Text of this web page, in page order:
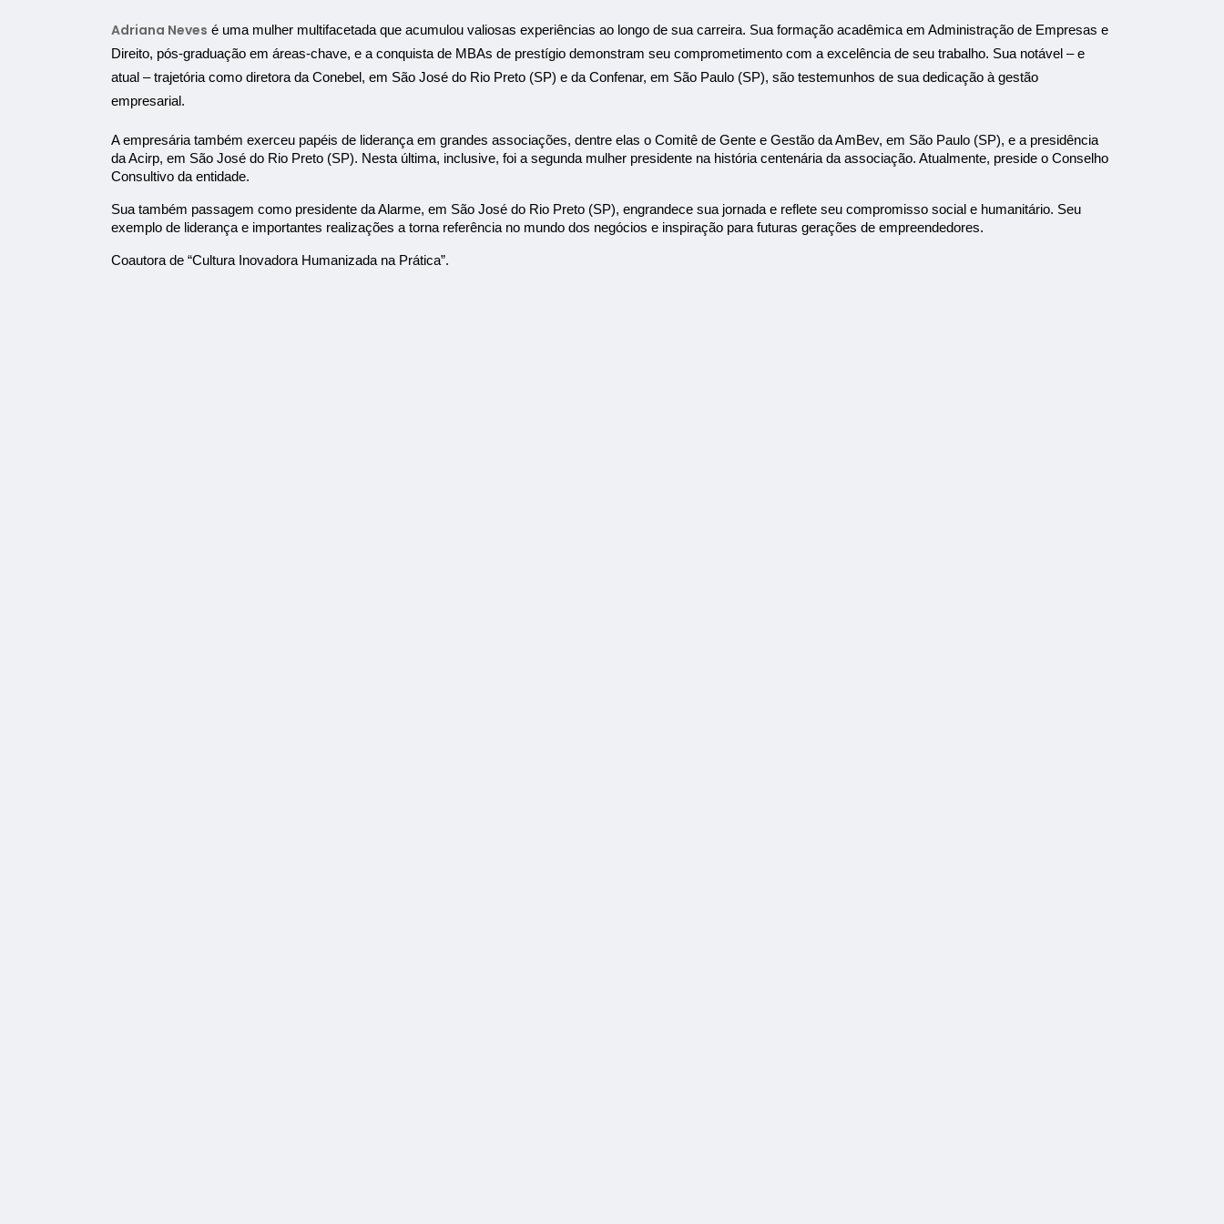
Adriana Neves é uma mulher multifacetada que acumulou valiosas experiências ao longo de sua carreira. Sua formação acadêmica em Administração de Empresas e
Direito, pós-graduação em áreas-chave, e a conquista de MBAs de prestígio demonstram seu comprometimento com a excelência de seu trabalho. Sua notável – e
atual – trajetória como diretora da Conebel, em São José do Rio Preto (SP) e da Confenar, em São Paulo (SP), são testemunhos de sua dedicação à gestão
empresarial.
A empresária também exerceu papéis de liderança em grandes associações, dentre elas o Comitê de Gente e Gestão da AmBev, em São Paulo (SP), e a presidência
da Acirp, em São José do Rio Preto (SP). Nesta última, inclusive, foi a segunda mulher presidente na história centenária da associação. Atualmente, preside o Conselho
Consultivo da entidade.
Sua também passagem como presidente da Alarme, em São José do Rio Preto (SP), engrandece sua jornada e reflete seu compromisso social e humanitário. Seu
exemplo de liderança e importantes realizações a torna referência no mundo dos negócios e inspiração para futuras gerações de empreendedores.
Coautora de “Cultura Inovadora Humanizada na Prática”.